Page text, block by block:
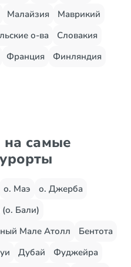
Малайзия
Маврикий
о-ва
Словакия
Франция
Финляндия
самые
о. Маэ
о. Джерба
Бали)
Мале Атолл
Бентота
Дубай
Фуджейра